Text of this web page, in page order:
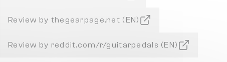
Review by thegearpage.net (EN)
Review by reddit.com/r/guitarpedals (EN)